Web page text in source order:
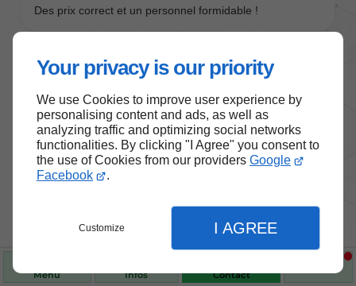
Your privacy is our priority
We use Cookies to improve user experience by
personalising content and ads, as well as
analyzing traffic and optimizing social networks
functionalities. By clicking "I Agree" you consent to
the use of Cookies from our providers Google
Facebook
.
Customize I AGREE
Menu Infos Contact
Nos produits de santé et de